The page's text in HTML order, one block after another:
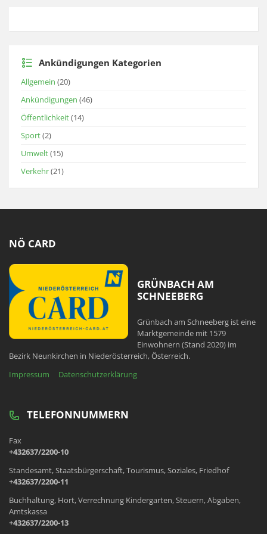
Ankündigungen Kategorien
Allgemein (20)
Ankündigungen (46)
Öffentlichkeit(14)
Sport(2)
Umwelt(15)
Verkehr(21)
NÖ CARD
GRÜNBACH AM
SCHNEEBERG
Grünbach am Schneeberg ist eine
Marktgemeinde mit 1579
Einwohnern (Stand 2020) im
Bezirk Neunkirchen in Niederösterreich, Österreich.
Impressum
Datenschutzerklärung
TELEFONNUMMERN
Fax
+432637/2200-10
Standesamt, Staatsbürgerschaft, Tourismus, Soziales, Friedhof
+432637/2200-11
Buchhaltung, Hort, Verrechnung Kindergarten, Steuern, Abgaben,
Amtskassa
+432637/2200-13